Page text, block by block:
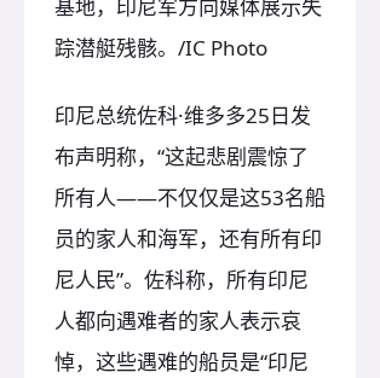
基地，印尼军方向媒体展示失
踪潜艇残骸。/IC Photo
印尼总统佐科·维多多25日发
布声明称，“这起悲剧震惊了
所有人——不仅仅是这53名船
员的家人和海军，还有所有印
尼人民”。佐科称，所有印尼
人都向遇难者的家人表示哀
悼，这些遇难的船员是“印尼